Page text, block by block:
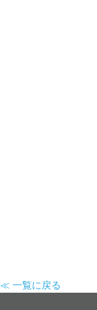
≪ 一覧に戻る